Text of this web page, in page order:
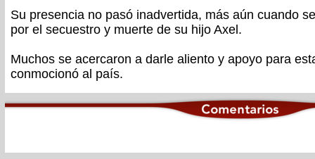
Su presencia no pasó inadvertida, más aún cuando
por el secuestro y muerte de su hijo Axel.
Muchos se acercaron a darle aliento y apoyo para
conmocionó al país.